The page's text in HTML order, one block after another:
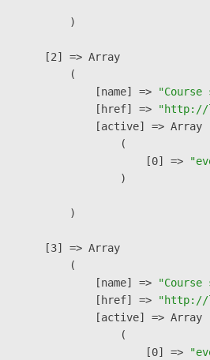
        )
    [2] => Array
        (
            [name] =>
            [href] =>
"http://
            [active] => Array
                (
                    [0] =>
                )
        )
    [3] => Array
        (
            [name] =>
            [href] =>
"http://
            [active] => Array
                (
                    [0] =>